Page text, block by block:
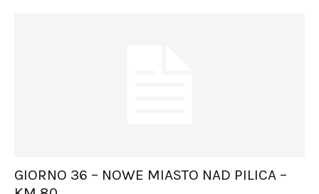
GIORNO 36 – NOWE MIASTO NAD PILICA –